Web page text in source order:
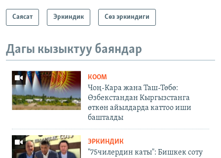
Саясат Эркиндик Сөз эркиндиги
Дагы кызыктуу баяндар
КООМ
Чоң-Кара жана Таш-Төбө:
Өзбекстандан Кыргызстанга
өткөн айылдарда каттоо иши
башталды
ЭРКИНДИК
"75чилердин каты": Бишкек соту